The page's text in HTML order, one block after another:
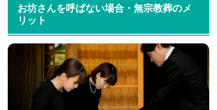
お坊さんを呼ばない場合・無宗教葬のメ
リット